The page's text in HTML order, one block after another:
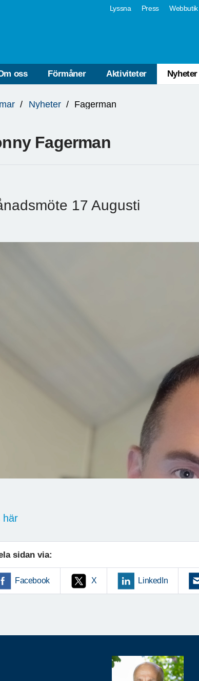
Lyssna Press Webbutik
oss Förmåner Aktiviteter Nyheter
Nyheter Fagerman
Fagerman
17 Augusti
här
sidan via:
Facebook X LinkedIn